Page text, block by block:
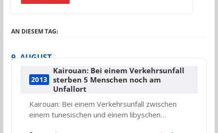
AN DIESEM TAG:
9. AUGUST
2013
Kairouan: Bei einem Verkehrsunfall
sterben 5 Menschen noch am
Unfallort
Kairouan: Bei einem Verkehrsunfall zwischen
einem tunesischen und einem libyschen…